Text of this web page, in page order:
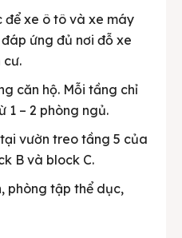
để xe ô tô và xe máy
ứng đủ nơi đỗ xe
cư.
căn hộ. Mỗi tầng chỉ
1 – 2 phòng ngủ.
vườn treo tầng 5 của
B và block C.
phòng tập thể dục,